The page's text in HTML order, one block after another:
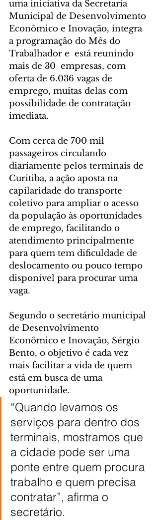
uma iniciativa da Secretaria
Municipal de Desenvolvimento
Econômico e Inovação, integra
a programação do Mês do
Trabalhador e  está reunindo
mais de 30  empresas, com
oferta de 6.036 vagas de
emprego, muitas delas com
possibilidade de contratação
imediata.
Com cerca de 700 mil
passageiros circulando
diariamente pelos terminais de
Curitiba, a ação aposta na
capilaridade do transporte
coletivo para ampliar o acesso
da população às oportunidades
de emprego, facilitando o
atendimento principalmente
para quem tem dificuldade de
deslocamento ou pouco tempo
disponível para procurar uma
vaga.
Segundo o secretário municipal
de Desenvolvimento
Econômico e Inovação, Sérgio
Bento, o objetivo é cada vez
mais facilitar a vida de quem
está em busca de uma
oportunidade.
“Quando levamos os
serviços para dentro dos
terminais, mostramos que
a cidade pode ser uma
ponte entre quem procura
trabalho e quem precisa
contratar”, afirma o
secretário.